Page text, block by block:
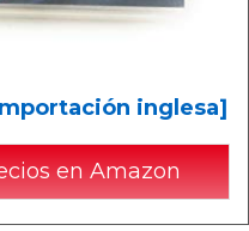
inglesa]
en Amazon